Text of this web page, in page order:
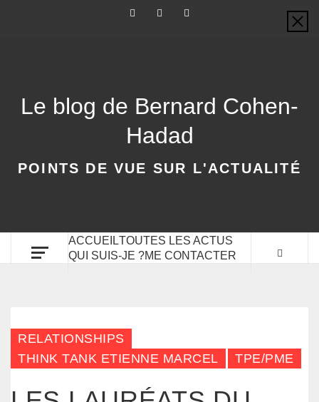
Le blog de Bernard Cohen-
Hadad
POINTS DE VUE SUR L'ACTUALITÉ
ACCUEILTOUTES LES ACTUS
QUI SUIS-JE ?ME CONTACTER
RELATIONSHIPS
THINK TANK ETIENNE MARCEL
TPE/PME